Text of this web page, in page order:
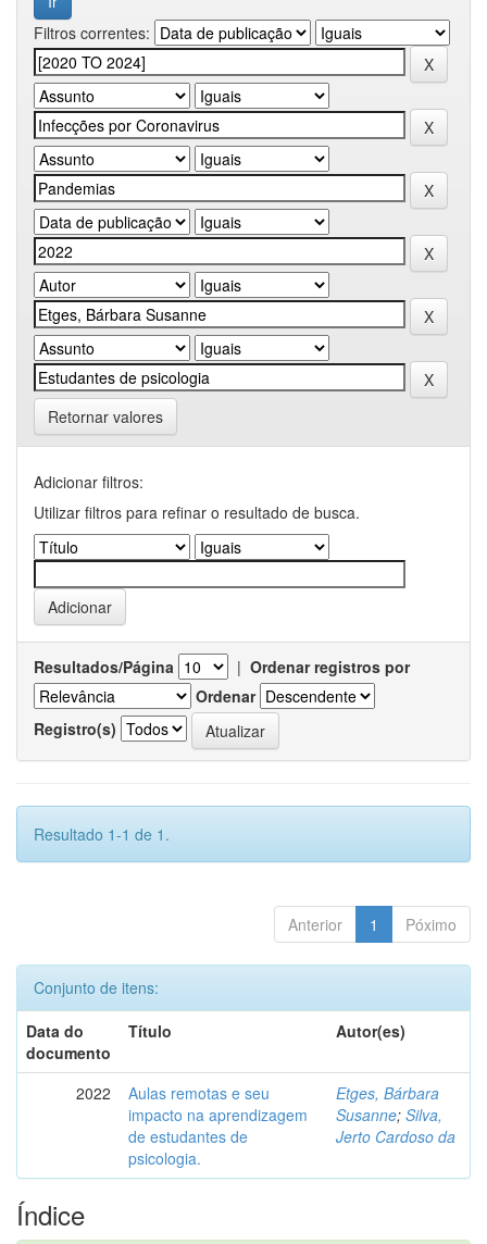
Filtros correntes:
Retornar valores
Adicionar filtros:
Utilizar filtros para refinar o resultado de busca.
Resultados/Página | Ordenar registros por
Ordenar
Registro(s)
Resultado 1-1 de 1.
Anterior 1 Póximo
Conjunto de itens:
Data do
documento
Título Autor(es)
2022
Aulas remotas e seu
impacto na aprendizagem
de estudantes de
psicologia.
Etges, Bárbara
Susanne; Silva,
Jerto Cardoso da
Índice